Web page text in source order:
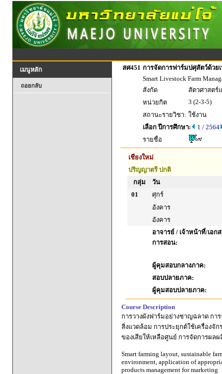
เมนูหลัก
ถอยกลับ
สศ451 การจัดการฟาร์มปศุสัตว์ด้วย
Smart Livestock Farm
สังกัด
สัตวศาสตร์
หน่วยกิต
3 (2-3-5)
สถานะรายวิชา: ใช้งาน
เลือก ปีการศึกษา:
1 / 2564
รายชื่อ
เชียงใหม่
ปริญญาตรี ปกติ
กลุ่ม
วัน
01
ศุกร์
อังคาร
อังคาร
อาจารย์ / เจ้าหน้าที่/เอก
การสอน:
ผู้คุมสอบกลางภาค:
สอบปลายภาค:
ผู้คุมสอบปลายภาค:
Course Description
การวางผังฟาร์มอย่างชาญฉลาด ก
สิ่งแวดล้อม การประยุกต์ใช้เครื่องจั
ของเสียให้เหลือศูนย์ การจัดการผลผ
Smart farming layout, sustainable
environment, application of
products management for marketing